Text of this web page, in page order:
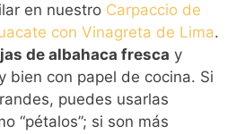
en nuestro Carpaccio de
con Vinagreta de Lima.
de albahaca fresca y
bien con papel de cocina. Si
puedes usarlas
“pétalos”; si son más